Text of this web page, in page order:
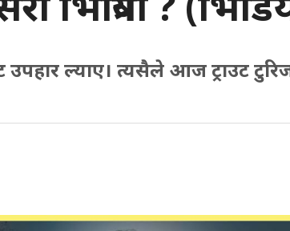
उपहार ल्याए। त्यसैले आज ट्राउट